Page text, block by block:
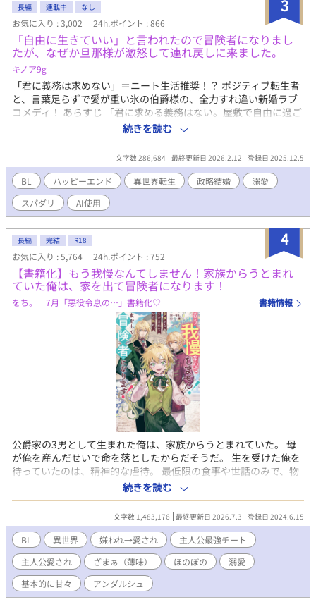
物語】 →強制・連続絶頂、潮吹き、甘々、ハッピーエンド 【九蓮
宝灯】 →鬼畜、イラマチオ、潮吹き、前立腺、連続絶頂、失神、
ハッピーエンド(多分) 【2憶4000万の男】 →焦らし、攻フェラ、
メンソール、強制・連続絶頂、前立腺、潮吹き、(洗脳？)、ハッ
ピーエンド？ 【スイングボーイズ】 →3P、攻フェラ、イラマチ
オ、喉イキ、前立腺、強制絶頂、潮吹き、呼吸管理、ハッピーエ
ンド 【物実の鏡】 →続編（冒険の書）、じれじれ後甘々、ストー
リーメイン、ハッピーエンド 【蓼食う虫も好き好き】 →催淫、連
続絶頂、潮吹き、素股、青姦、甘め、ハッピーエンド 【皇帝ペン
ギン】 →ほんのりハーレム、攻フェラ、前立腺、連続・強制絶
頂、潮吹き、溺愛鬼畜、ハッピーエンド 【開発事業は突然に】 →
視姦オナ、イラマチオ、結腸、メスイキ、前立腺、連続絶頂、強
制絶頂、鬼畜、ハッピーエンド 【部屋とワセリンと鋏】 →前立
腺、失神、強制・連続絶頂、巨根、結腸、溺愛鬼畜、ハッピーエ
ンド 【しょうがあるけどしょうがない】 →敬語攻、鬼畜、ビッチ
受、山芋、生姜(フィギング)、前立腺、強制・連続絶頂、ハッピ
ーエンド 【頭が痛いと言ってくれ！】 →催眠(脳イキ)、焦らし、
強制・連続絶頂、潮吹き、ハッピーエンド エロだけ欲しい方は*
マークを探してください。 プロットもなければ登場人物も全く考
えずに書き進める行き当たりばったり作品ばかりです。 容姿の描
写を省くことが多いのでお好みに合わせて妄想力を滾らせてくだ
さい。 導入が長いことが増えてきたので、開始時は1週間くらい
放置したらちょうどいいと思います。 ストーリーなんていらね
ぇ、ただエロが読みたいんだ。って時、覗いてやってください。
少しでも楽しんでいただけると幸いです。
3
長編 連載中 なし
お気に入り : 3,002 24h.ポイント : 866
「自由に生きていい」と言われたので冒険者になりまし
たが、なぜか旦那様が激怒して連れ戻しに来ました。
キノア9g
「君に義務は求めない」＝ニート生活推奨！？ ポジティブ転生者
と、言葉足らずで愛が重い氷の伯爵様の、全力すれ違い新婚ラブ
コメディ！ あらすじ 「君に求める義務はない。屋敷で自由に過ご
していい」 貧乏男爵家の次男・ルシアン（前世は男子高校生）
は、政略結婚した若き天才当主・オルドリンからそう告げられ
た。 冷徹で無表情な旦那様の言葉を、「俺に興味がないんだな！
ラッキー、衣食住保証付きのニート生活だ！」とポジティブに解
釈したルシアン。 彼はこっそり屋敷を抜け出し、偽名を使って憧
れの冒険者ライフを満喫し始める。 「旦那様は俺に無関心」 そう
信じて、半年間ものんきに遊び回っていたルシアンだったが、あ
る日クエスト中に怪我をしてしまう。 バレたら怒られるかな……
とビクビクしていた彼の元に現れたのは、顔面蒼白で息を切らし
た旦那様で――！？ 「君が怪我をしたと聞いて、気が狂いそうだ
った……！」 怒鳴られるかと思いきや、折れるほど強く抱きしめ
られて困惑。 えっ、放置してたんじゃなかったの？ なんでそんな
に必死なの？ 実は旦那様は冷徹なのではなく、ルシアンが好きす
ぎて「嫌われないように」と身を引いていただけの、超・奥手な
心配性スパダリだった！ 「君を守れるなら、森ごと消し飛ばす
が？」 「過保護すぎて冒険になりません！！」 Fランク冒険者の
のんきな妻（夫）×国宝級魔法使いの激重旦那様。 すれ違ってい
た二人が、甘々な「週末冒険者夫婦」になるまでの、勘違いと溺
愛のハッピーエンドBL。
続きを読む
文字数 286,684 最終更新日 2026.2.12 登録日 2025.12.5
BL ハッピーエンド 異世界転生 政略結婚
溺愛
スパダリ
AI使用
4
長編 完結 R18
お気に入り : 5,764 24h.ポイント : 752
【書籍化】もう我慢なんてしません！家族からうとまれ
ていた俺は、家を出て冒険者になります！
をち。 7月「悪役令息の…」書籍化♡ 書籍情報
公爵家の3男として生まれた俺は、家族からうとまれていた。 母
が俺を産んだせいで命を落としたからだそうだ。 生を受けた俺を
待っていたのは、精神的な虐待。 最低限の食事や世話のみで、物
置のような部屋に放置されていた。 だれでもいいから、 暖かな目
で、優しい声で俺に話しかけて欲しい。 ただそれだけを願って毎
日を過ごした。 そして言葉が分かるようになって、遂に自分の状
況を理解してしまった。 （ぼくはかあさまをころしてうまれた。
だから、みんなぼくのことがきらい。 ぼくがあいされることはな
いんだ） わずかに縋っていた希望が打ち砕かれ、絶望した。 そし
てそんな俺を救うため、前世の俺「須藤卓也」の記憶が蘇ったん
だ。 「いやいや、サフィが悪いんじゃなくね？」 公爵や兄たちが
後悔した時にはもう遅い。 俺には新たな家族ができた。俺の叔父
続きを読む
文字数 1,483,176 最終更新日 2026.7.3 登録日 2024.6.15
BL 異世界 嫌われ→愛され
主人公最強チート
主人公愛され
ざまぁ（薄味） ほのぼの
溺愛
基本的に甘々
アンダルシュ